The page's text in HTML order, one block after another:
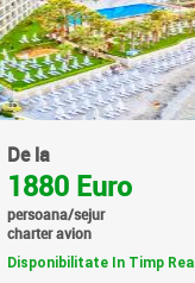
De la
1880 Euro
persoana/sejur
charter avion
Disponibilitate In Timp Real